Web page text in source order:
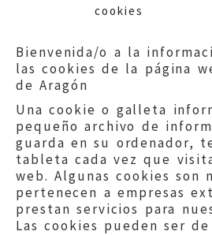
cookies
Bienvenida/o a la
las cookies de la página
de Aragón
Una cookie o galleta
pequeño archivo de
guarda en su ordenador,
tableta cada vez que
web. Algunas cookies son
pertenecen a empresas
prestan servicios para
Las cookies pueden ser